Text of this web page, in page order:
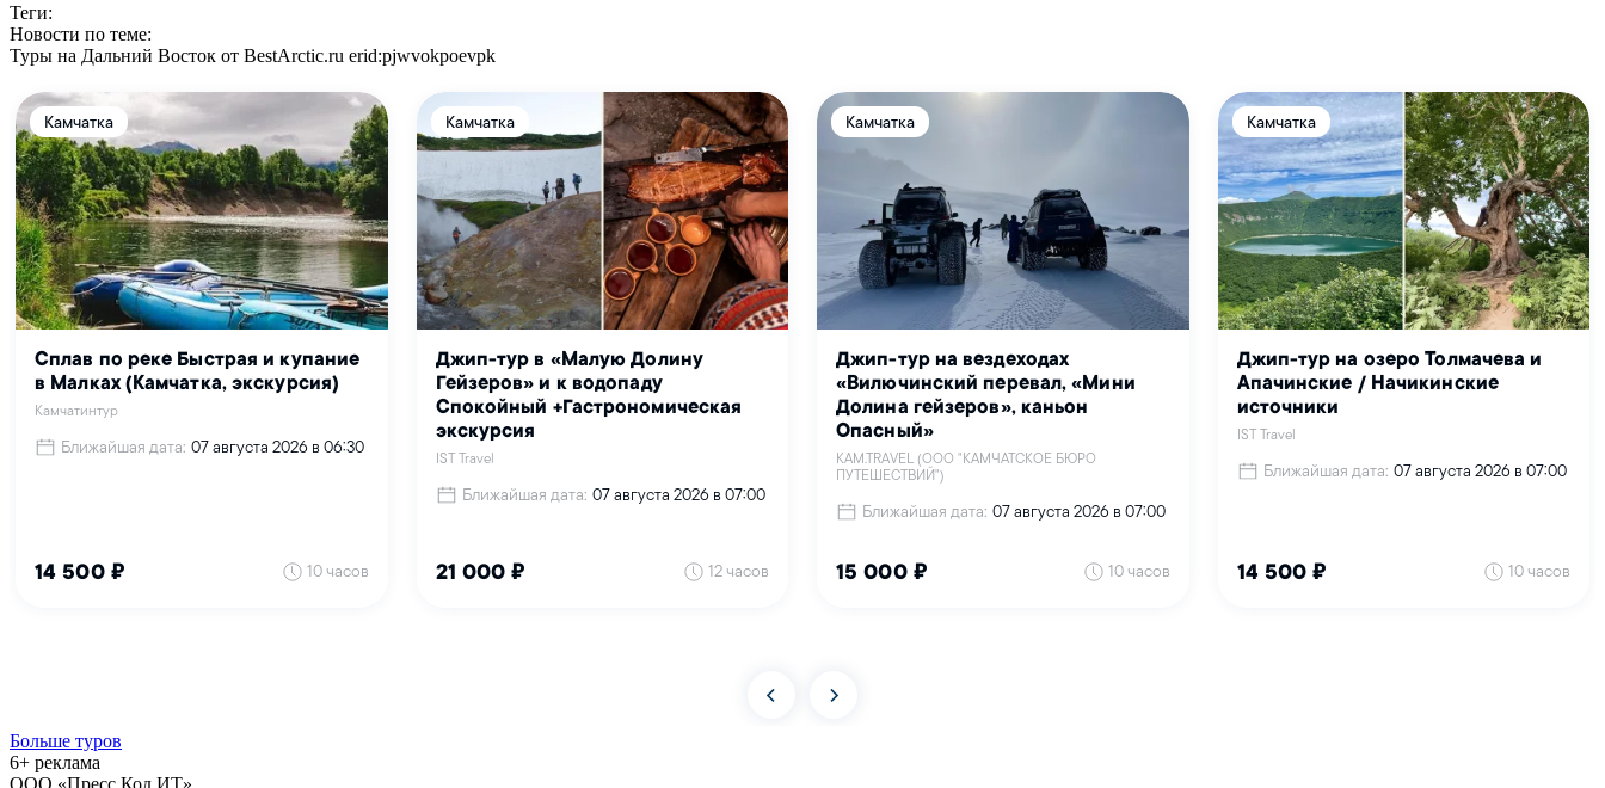
Теги:
Новости по теме:
Туры на Дальний Восток от BestArctic.ru erid:pjwvokpoevpk
Больше туров
6+ реклама
ООО «Пресс Код ИТ»